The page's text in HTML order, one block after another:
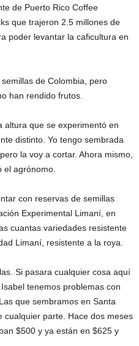
de Puerto Rico Coffee
que trajeron 2.5 millones de
poder levantar la caficultura en
de Colombia, pero
han rendido frutos.
altura que se experimentó en
distinto. Yo tengo sembrada
la voy a cortar. Ahora mismo,
el agrónomo.
con reservas de semillas
Experimental Limaní, en
cuantas variedades resistente
Limaní, resistente a la roya.
Si pasara cualquier cosa aquí
tenemos problemas con
que sembramos en Santa
cualquier parte. Hace dos meses
$500 y ya están en $625 y